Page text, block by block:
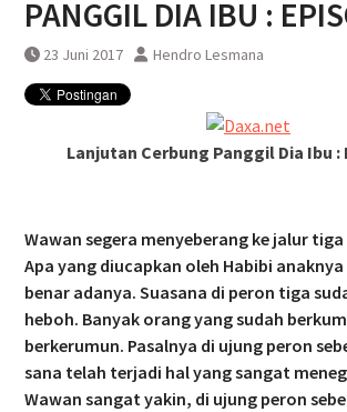
PANGGIL DIA IBU :
23 Juni 2017 Hendro Lesmana
Lanjutan Cerbung Panggil Dia Ibu :
Wawan segera menyeberang ke jalur
Apa yang diucapkan oleh Habibi
benar adanya. Suasana di peron tiga
heboh. Banyak orang yang sudah
berkerumun. Pasalnya di ujung peron
sana telah terjadi hal yang sangat
Wawan sangat yakin, di ujung peron